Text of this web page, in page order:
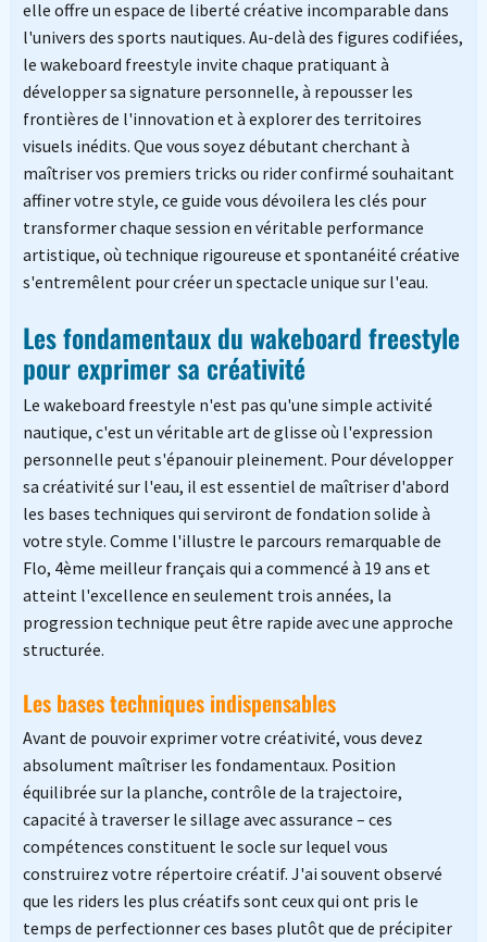
elle offre un espace de liberté créative incomparable dans
l'univers des sports nautiques. Au-delà des figures codifiées,
le wakeboard freestyle invite chaque pratiquant à
développer sa signature personnelle, à repousser les
frontières de l'innovation et à explorer des territoires
visuels inédits. Que vous soyez débutant cherchant à
maîtriser vos premiers tricks ou rider confirmé souhaitant
affiner votre style, ce guide vous dévoilera les clés pour
transformer chaque session en véritable performance
artistique, où technique rigoureuse et spontanéité créative
s'entremêlent pour créer un spectacle unique sur l'eau.
Les fondamentaux du wakeboard freestyle
pour exprimer sa créativité
Le wakeboard freestyle n'est pas qu'une simple activité
nautique, c'est un véritable art de glisse où l'expression
personnelle peut s'épanouir pleinement. Pour développer
sa créativité sur l'eau, il est essentiel de maîtriser d'abord
les bases techniques qui serviront de fondation solide à
votre style. Comme l'illustre le parcours remarquable de
Flo, 4ème meilleur français qui a commencé à 19 ans et
atteint l'excellence en seulement trois années, la
progression technique peut être rapide avec une approche
structurée.
Les bases techniques indispensables
Avant de pouvoir exprimer votre créativité, vous devez
absolument maîtriser les fondamentaux. Position
équilibrée sur la planche, contrôle de la trajectoire,
capacité à traverser le sillage avec assurance – ces
compétences constituent le socle sur lequel vous
construirez votre répertoire créatif. J'ai souvent observé
que les riders les plus créatifs sont ceux qui ont pris le
temps de perfectionner ces bases plutôt que de précipiter